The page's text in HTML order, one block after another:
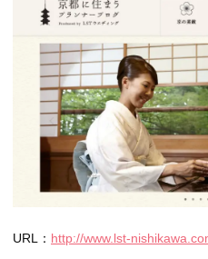
URL： http://www.lst-